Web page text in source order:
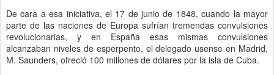
De cara a esa iniciativa, el 17 de junio de 1848, cuando la mayor
parte de las naciones de Europa sufrían tremendas convulsiones
revolucionarias, y en España esas mismas convulsiones
alcanzaban niveles de esperpento, el delegado usense en Madrid,
M. Saunders, ofreció 100 millones de dólares por la isla de Cuba.